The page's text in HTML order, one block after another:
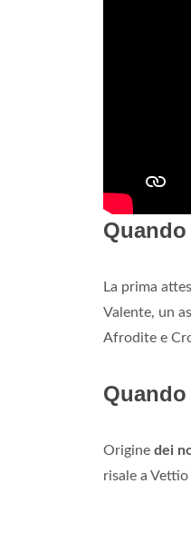
La prima
Valente, un
Afrodite e
Origine dei
risale a